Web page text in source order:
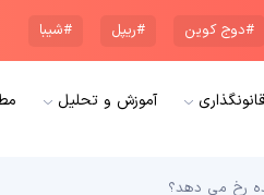
#دوج کوین #ریپل #شیبا
آموزش و تحلیل
رخ می دهد؟